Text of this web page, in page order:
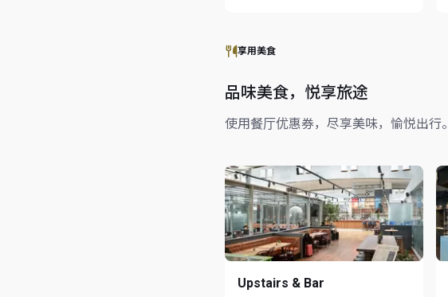
享用美食
品味美食，悦享旅途
使用餐厅优惠券，尽享美味，愉悦出行。
Upstairs & Bar